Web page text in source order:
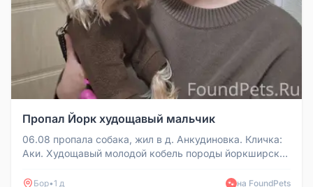
Пропал Йорк худощавый мальчик
06.08 пропала собака, жил в д. Анкудиновка. Кличка:
Аки. Худощавый молодой кобель породы йоркширский
Бор•1 д 🐾 на FoundPets